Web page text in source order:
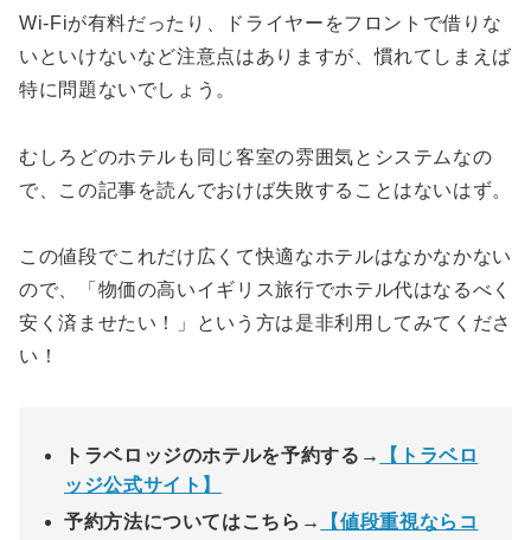
Wi-Fiが有料だったり、ドライヤーをフロントで借りな
いといけないなど注意点はありますが、慣れてしまえば
特に問題ないでしょう。
むしろどのホテルも同じ客室の雰囲気とシステムなの
で、この記事を読んでおけば失敗することはないはず。
この値段でこれだけ広くて快適なホテルはなかなかない
ので、「物価の高いイギリス旅行でホテル代はなるべく
安く済ませたい！」という方は是非利用してみてくださ
い！
トラベロッジのホテルを予約する→
【トラベロ
ッジ公式サイト】
予約方法についてはこちら→
【値段重視ならコ